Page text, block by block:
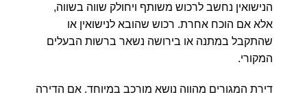
הנישואין נחשב לרכוש משותף ויחולק שווה בשווה,
אלא אם הוכח אחרת. רכוש שהובא לנישואין או
שהתקבל במתנה או בירושה נשאר ברשות הבעלים
המקורי.
דירת המגורים מהווה נושא מורכב במיוחד. אם הדירה